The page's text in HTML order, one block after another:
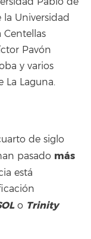
la Universidad
Centellas
Pavón
y varios
La Laguna.
de siglo
pasado más
está
o Trinity